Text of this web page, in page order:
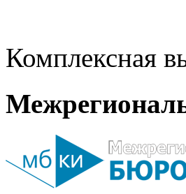
Комплексная